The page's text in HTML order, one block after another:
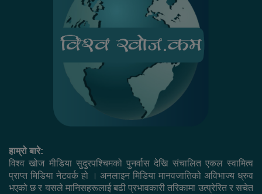
हाम्रो बारे:
विश्व खोज मीडिया सुदुरपश्चिमको पुनर्वास देखि संचालित एकल स्वामित्व
प्राप्त मिडिया नेटवर्क हो । अनलाइन मिडिया मानवजातिको अविभाज्य ध्रुव
भएको छ र यसले मानिसहरूलाई बढी प्रभावकारी तरिकामा उत्प्रेरित र सचेत